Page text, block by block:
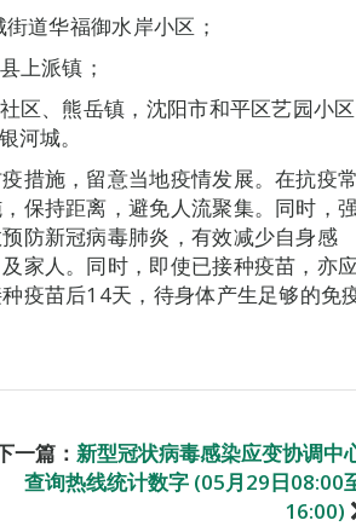
道华福御水岸小区；
上派镇；
区、熊岳镇，沈阳市和平区艺园小区
河城。
措施，留意当地疫情发展。在抗疫常
保持距离，避免人流聚集。同时，强
防新冠病毒肺炎，有效减少自身感
家人。同时，即使已接种疫苗，亦
疫苗后14天，待身体产生足够的免
一篇： 新型冠状病毒感染应变协调中
查询热线统计数字 (05月29日08:00
16:00)